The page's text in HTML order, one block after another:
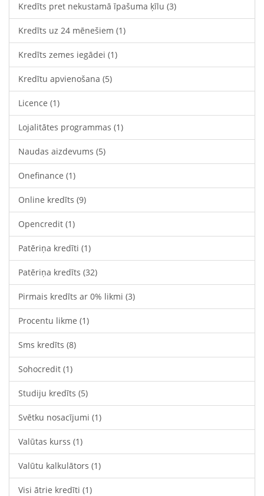
Kredīts pret nekustamā īpašuma ķīlu (3)
Kredīts uz 24 mēnešiem (1)
Kredīts zemes iegādei (1)
Kredītu apvienošana (5)
Licence (1)
Lojalitātes programmas (1)
Naudas aizdevums (5)
Onefinance (1)
Online kredīts (9)
Opencredit (1)
Patēriņa kredīti (1)
Patēriņa kredīts (32)
Pirmais kredīts ar 0% likmi (3)
Procentu likme (1)
Sms kredīts (8)
Sohocredit (1)
Studiju kredīts (5)
Svētku nosacījumi (1)
Valūtas kurss (1)
Valūtu kalkulātors (1)
Visi ātrie kredīti (1)